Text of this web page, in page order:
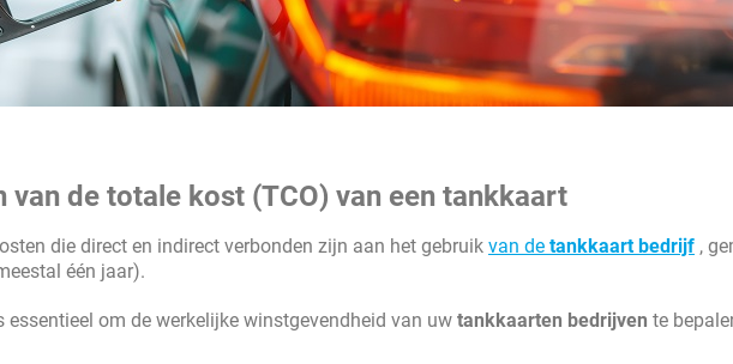
van de totale kost (TCO) van een tankkaart
die direct en indirect verbonden zijn aan het gebruik van de tankkaart bedrijf ,
één jaar).
essentieel om de werkelijke winstgevendheid van uw tankkaarten bedrijven te